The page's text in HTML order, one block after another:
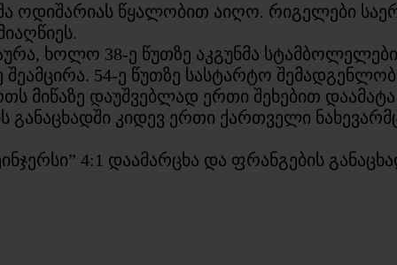
ოდიშარიას წყალობით აიღო. რიგელები
ხოლო 38-ე წუთზე აკგუნმა
შეამცირა. 54-ე წუთზე სასტარტო
მიწაზე დაუშვებლად ერთი შეხებით
განაცხადში კიდევ ერთი ქართველი
4:1 დაამარცხა და ფრანგების